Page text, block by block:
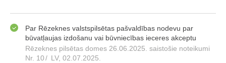
Par Rēzeknes valstspilsētas pašvaldības nodevu par
būvatļaujas izdošanu vai būvniecības ieceres akceptu
Rēzeknes pilsētas domes 26.06.2025. saistošie noteikumi
Nr. 10/ LV, 02.07.2025.